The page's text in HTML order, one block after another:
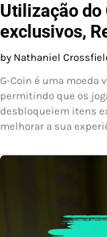
Utilização do
exclusivos,
by Nathaniel
G-Coin é uma moeda
permitindo que os
desbloqueiem itens
melhorar a sua